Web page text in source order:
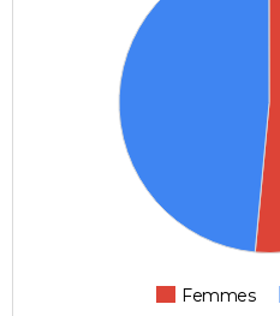
Femmes